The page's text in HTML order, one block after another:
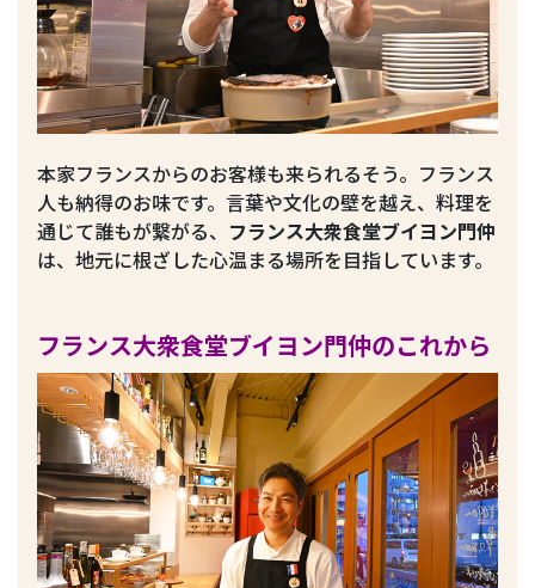
本家フランスからのお客様も来られるそう。フランス
人も納得のお味です。言葉や文化の壁を越え、料理を
通じて誰もが繋がる、 フランス大衆食堂ブイヨン門仲
は、地元に根ざした心温まる場所を目指しています。
フランス大衆食堂ブイヨン門仲のこれから